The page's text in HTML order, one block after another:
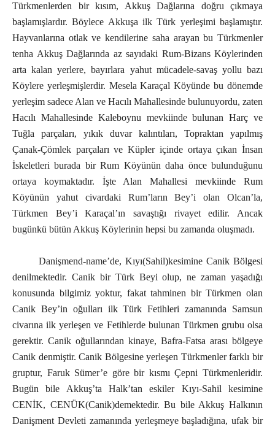
Türkmenlerden bir kısım, Akkuş Dağlarına doğru çıkmaya
başlamışlardır. Böylece Akkuşa ilk Türk yerleşimi başlamıştır.
Hayvanlarına otlak ve kendilerine saha arayan bu Türkmenler
tenha Akkuş Dağlarında az sayıdaki Rum-Bizans Köylerinden
arta kalan yerlere, bayırlara yahut mücadele-savaş yollu bazı
Köylere yerleşmişlerdir. Mesela Karaçal Köyünde bu dönemde
yerleşim sadece Alan ve Hacılı Mahallesinde bulunuyordu, zaten
Hacılı Mahallesinde Kaleboynu mevkiinde bulunan Harç ve
Tuğla parçaları, yıkık duvar kalıntıları, Topraktan yapılmış
Çanak-Çömlek parçaları ve Küpler içinde ortaya çıkan İnsan
İskeletleri burada bir Rum Köyünün daha önce bulunduğunu
ortaya koymaktadır. İşte Alan Mahallesi mevkiinde Rum
Köyünün yahut civardaki Rum’ların Bey’i olan Olcan’la,
Türkmen Bey’i Karaçal’ın savaştığı rivayet edilir. Ancak
bugünkü bütün Akkuş Köylerinin hepsi bu zamanda oluşmadı.
Danişmend-name’de, Kıyı(Sahil)kesimine Canik Bölgesi
denilmektedir. Canik bir Türk Beyi olup, ne zaman yaşadığı
konusunda bilgimiz yoktur, fakat tahminen bir Türkmen olan
Canik Bey’in oğulları ilk Türk Fetihleri zamanında Samsun
civarına ilk yerleşen ve Fetihlerde bulunan Türkmen grubu olsa
gerektir. Canik oğullarından kinaye, Bafra-Fatsa arası bölgeye
Canik denmiştir. Canik Bölgesine yerleşen Türkmenler farklı bir
gruptur, Faruk Sümer’e göre bir kısmı Çepni Türkmenleridir.
Bugün bile Akkuş’ta Halk’tan eskiler Kıyı-Sahil kesimine
CENİK, CENÜK(Canik)demektedir. Bu bile Akkuş Halkının
Danişment Devleti zamanında yerleşmeye başladığına, ufak bir